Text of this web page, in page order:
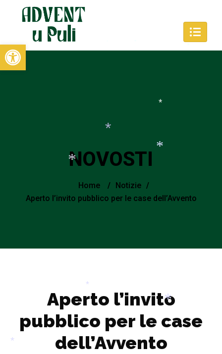
Open toolbar
NOVOSTI
Home / Notizie /
Aperto l’invito pubblico per le case dell’Avvento
Aperto l’invito
pubblico per le case
dell’Avvento
*
*
*
*
*